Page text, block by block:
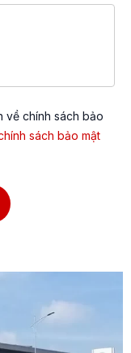
về chính sách bảo
sách bảo mật